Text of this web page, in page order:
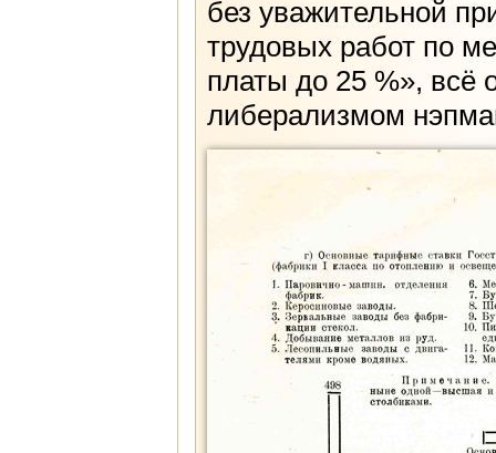
без уважительной
трудовых работ по
платы до 25 %», всё
либерализмом